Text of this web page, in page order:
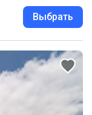
Выбрать